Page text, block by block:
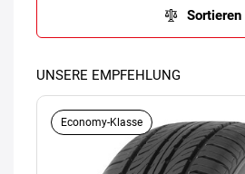
Sortieren
UNSERE EMPFEHLUNG
Economy-Klasse